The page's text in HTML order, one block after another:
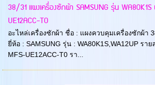
38/31 แผงเครื่องซักผ้า SAMSUNG รุ่น
UE12ACC-T0
อะไหล่เครื่องซักผ้า ชื่อ : แผงควบคุมเครื่องซักผ้า
ยี่ห้อ : SAMSUNG รุ่น : WA80K1S,WA12UP รา
MFS-UE12ACC-T0 รา...